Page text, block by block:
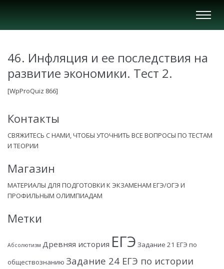
Вкл/
Выкл
46. Инфляция и ее последствия на
развитие экономики. Тест 2.
[WpProQuiz 866]
Контакты
СВЯЖИТЕСЬ С НАМИ, ЧТОБЫ УТОЧНИТЬ ВСЕ ВОПРОСЫ ПО ТЕСТАМ
И ТЕОРИИ
Магазин
МАТЕРИАЛЫ ДЛЯ ПОДГОТОВКИ К ЭКЗАМЕНАМ ЕГЭ/ОГЭ И
ПРОФИЛЬНЫМ ОЛИМПИАДАМ
Метки
Абсолютизм Древняя история ЕГЭ Задание 21 ЕГЭ по
обществознанию Задание 24 ЕГЭ по истории